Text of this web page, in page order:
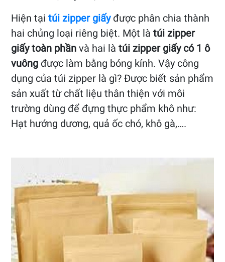
Hiện tạitúi zipper giấyđược phân chia thành
hai chủng loại riêng biệt. Một làtúi zipper
giấy toàn phần và hai là túi zipper giấy có 1 ô
vuông được làm bằng bóng kính. Vậy công
dụng của túi zipper là gì? Được biết sản phẩm
sản xuất từ chất liệu thân thiện với môi
trường dùng để đựng thực phẩm khô như:
Hạt hướng dương, quả ốc chó, khô gà,….